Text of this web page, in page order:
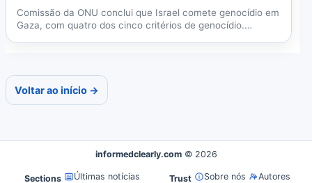
Comissão da ONU conclui que Israel comete genocídio em
Gaza, com quatro dos cinco critérios de genocídio.
Voltar ao início →
informedclearly.com © 2026
Sections
Últimas notícias
Trust Sobre nós
Autores